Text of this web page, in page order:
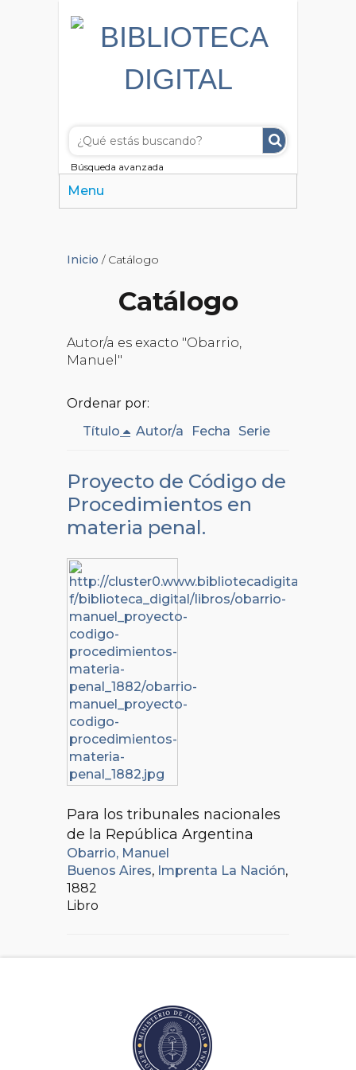
Búsqueda avanzada
Menu
Inicio / Catálogo
Catálogo
Autor/a es exacto "Obarrio,
Manuel"
Ordenar por:
Título
Autor/a Fecha Serie
Proyecto de Código de
Procedimientos en
materia penal.
Para los tribunales nacionales
de la República Argentina
Obarrio, Manuel
Buenos Aires, Imprenta La Nación,
1882
Libro